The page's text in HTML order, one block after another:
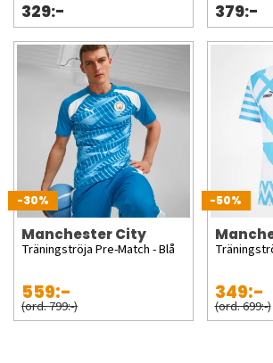
329:- 379:-
-30%
Manchester City
Träningströja Pre-Match - Blå
559:-
(ord. 799:-)
-50%
349:-
(ord. 699:-)